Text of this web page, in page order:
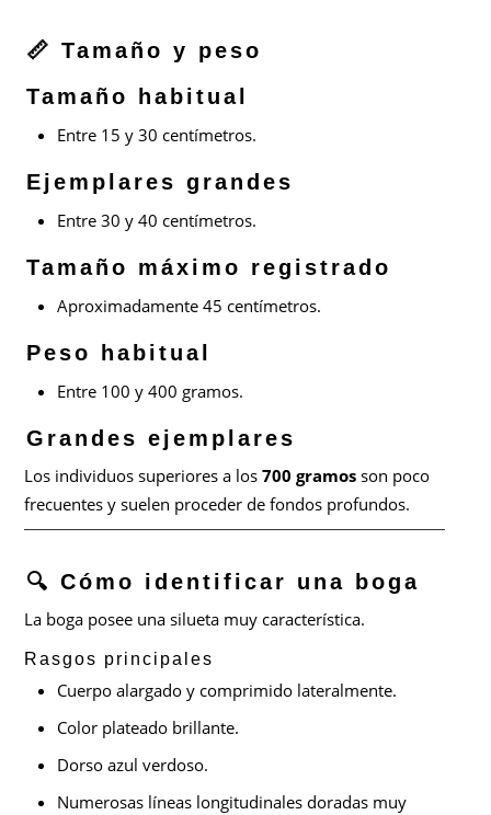
📏 Tamaño y peso
Tamaño habitual
Entre 15 y 30 centímetros.
Ejemplares grandes
Entre 30 y 40 centímetros.
Tamaño máximo registrado
Aproximadamente 45 centímetros.
Peso habitual
Entre 100 y 400 gramos.
Grandes ejemplares
Los individuos superiores a los700 gramos son poco
frecuentes y suelen proceder de fondos profundos.
🔍 Cómo identificar una boga
La boga posee una silueta muy característica.
Rasgos principales
Cuerpo alargado y comprimido lateralmente.
Color plateado brillante.
Dorso azul verdoso.
Numerosas líneas longitudinales doradas muy